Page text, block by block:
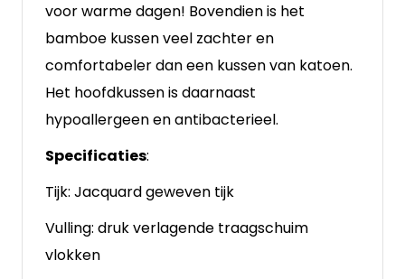
voor warme dagen! Bovendien is het
bamboe kussen veel zachter en
comfortabeler dan een kussen van katoen.
Het hoofdkussen is daarnaast
hypoallergeen en antibacterieel.
Specificaties:
Tijk: Jacquard geweven tijk
Vulling: druk verlagende traagschuim
vlokken